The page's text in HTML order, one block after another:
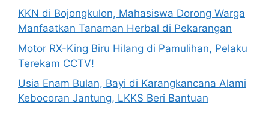
KKN di Bojongkulon, Mahasiswa Dorong Warga
Manfaatkan Tanaman Herbal di Pekarangan
Motor RX-King Biru Hilang di Pamulihan, Pelaku
Terekam CCTV!
Usia Enam Bulan, Bayi di Karangkancana Alami
Kebocoran Jantung, LKKS Beri Bantuan